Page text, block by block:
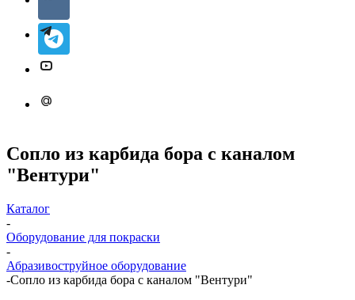
Сопло из карбида бора с каналом
"Вентури"
Каталог
-
Оборудование для покраски
-
Абразивоструйное оборудование
-Сопло из карбида бора с каналом "Вентури"